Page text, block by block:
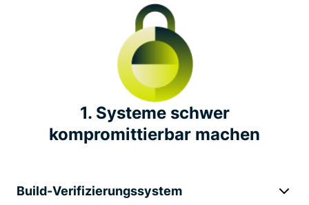
Führend in der Branche
1. Systeme schwer
kompromittierbar machen
Build-Verifizierungssystem